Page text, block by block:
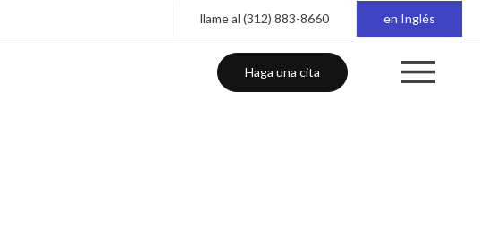
llame al (312) 883-8660 en Inglés
Haga una cita